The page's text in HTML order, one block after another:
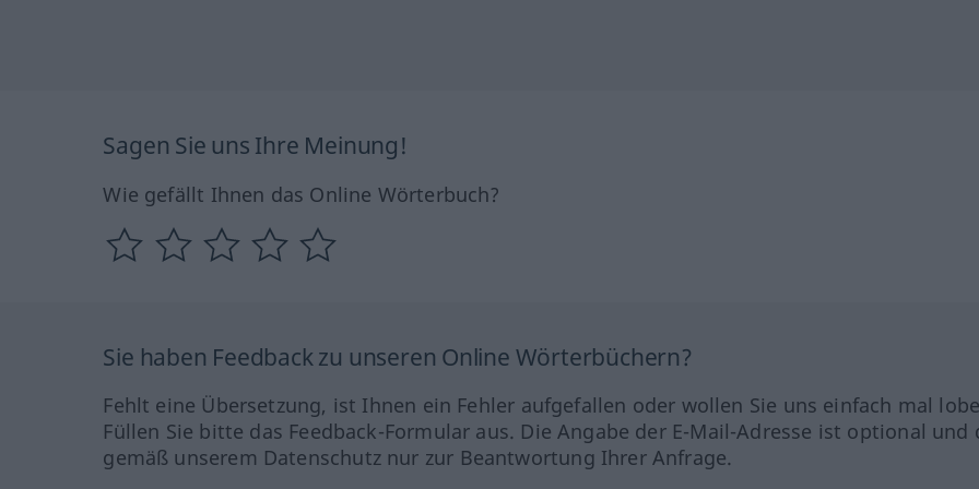
Sagen Sie uns Ihre Meinung!
Wie gefällt Ihnen das Online Wörterbuch?
Sie haben Feedback zu unseren Online Wörterbüchern?
Fehlt eine Übersetzung, ist Ihnen ein Fehler aufgefallen oder wollen Sie uns einfach mal
Füllen Sie bitte das Feedback-Formular aus. Die Angabe der E-Mail-Adresse ist optional und
gemäß unserem Datenschutz nur zur Beantwortung Ihrer Anfrage.